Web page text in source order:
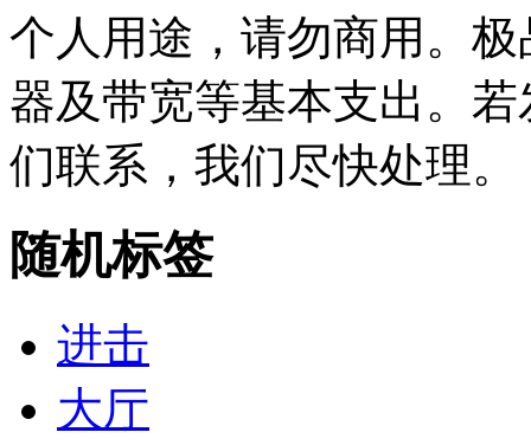
个人用途，请勿商用。
器及带宽等基本支出。
们联系，我们尽快处理。
随机标签
进击
大厅